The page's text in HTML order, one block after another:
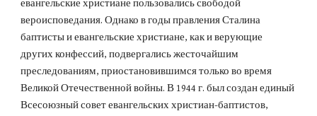
евангельские христиане пользовались свободой
вероисповедания. Однако в годы правления Сталина
баптисты и евангельские христиане, как и верующие
других конфессий, подвергались жесточайшим
преследованиям, приостановившимся только во время
Великой Отечественной войны. В 1944 г. был создан единый
Всесоюзный совет евангельских христиан-баптистов,